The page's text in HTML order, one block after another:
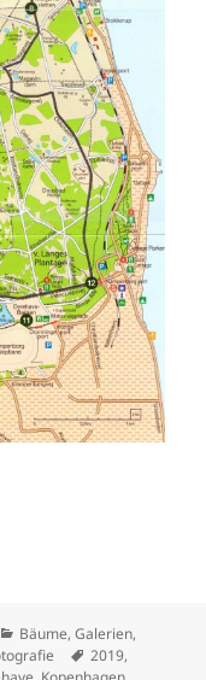
Kategorien
Bäume,Galerien,
Schlagwörter
2019,